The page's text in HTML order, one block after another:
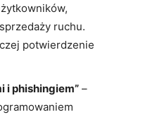
ruchu.
potwierdzenie
i phishingiem” –